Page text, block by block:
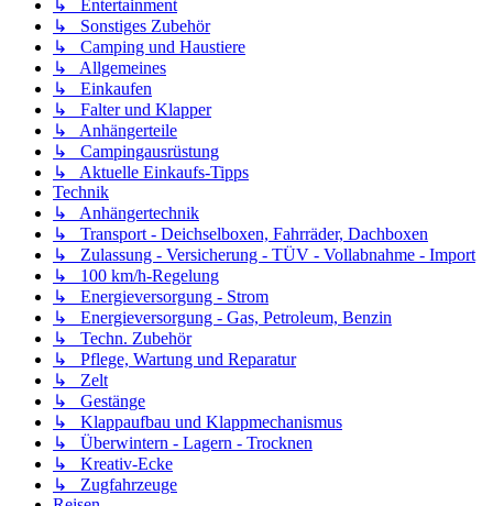
↳ Entertainment
↳ Sonstiges Zubehör
↳ Camping und Haustiere
↳ Allgemeines
↳ Einkaufen
↳ Falter und Klapper
↳ Anhängerteile
↳ Campingausrüstung
↳ Aktuelle Einkaufs-Tipps
Technik
↳ Anhängertechnik
↳ Transport - Deichselboxen, Fahrräder, Dachboxen
↳ Zulassung - Versicherung - TÜV - Vollabnahme - Import
↳ 100 km/h-Regelung
↳ Energieversorgung - Strom
↳ Energieversorgung - Gas, Petroleum, Benzin
↳ Techn. Zubehör
↳ Pflege, Wartung und Reparatur
↳ Zelt
↳ Gestänge
↳ Klappaufbau und Klappmechanismus
↳ Überwintern - Lagern - Trocknen
↳ Kreativ-Ecke
↳ Zugfahrzeuge